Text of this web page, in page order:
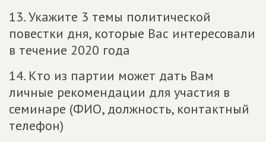
13. Укажите 3 темы политической
повестки дня, которые Вас интересовали
в течение 2020 года
14. Кто из партии может дать Вам
личные рекомендации для участия в
семинаре (ФИО, должность, контактный
телефон)